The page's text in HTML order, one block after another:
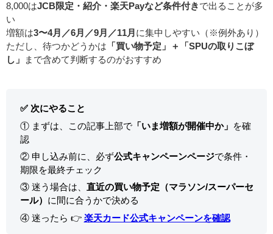
8,000はJCB限定・紹介・楽天Payなど条件付き で出ることが多
い
増額は3〜4月／6月／9月／11月 に集中しやすい（※例外あり）
ただし、待つかどうかは 「買い物予定」＋「SPUの取りこぼ
し」
まで含めて判断するのがおすすめ
✅ 次にやること
① まずは、この記事上部で「いま増額が開催中か」
を確
認
② 申し込み前に、必ず公式キャンペーンページで条件・
期限を最終チェック
③ 迷う場合は、 直近の買い物予定（マラソン/スーパーセ
ール） に間に合うかで決める
④ 迷ったら 👉 楽天カード公式キャンペーンを確認